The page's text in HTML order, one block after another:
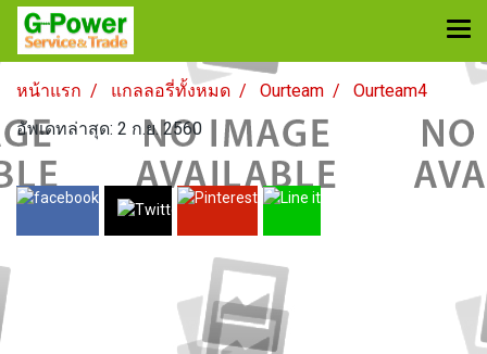
หน้าแรก แกลลอรี่ทั้งหมด Ourteam
Ourteam4
อัพเดทล่าสุด: 2 ก.ย. 2560